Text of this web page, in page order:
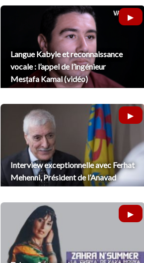
Langue Kabyle et reconnaissance
vocale : l’appel de l’ingénieur
Mesṭafa Kamal (vidéo)
Interview exceptionnelle avec Ferhat
Mehenni, Président de l’Anavad